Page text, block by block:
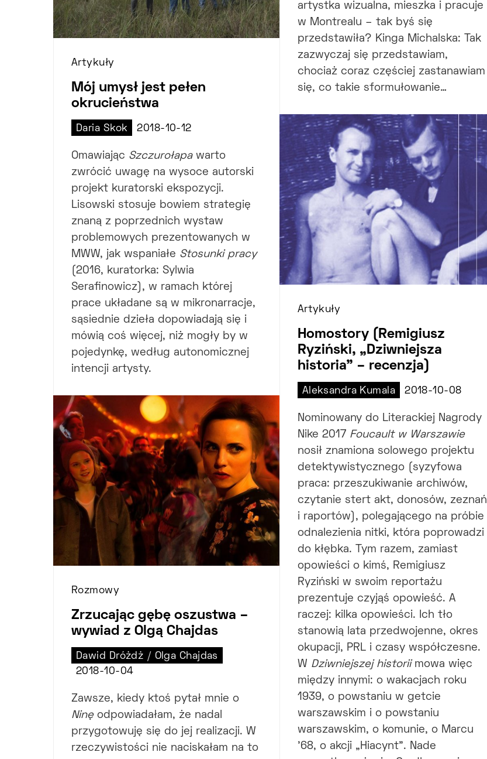
Artykuły
Mój umysł jest pełen
okrucieństwa
Daria Skok 2018-10-12
Omawiając Szczurołapawarto
zwrócić uwagę na wysoce autorski
projekt kuratorski ekspozycji.
Lisowski stosuje bowiem strategię
znaną z poprzednich wystaw
problemowych prezentowanych w
MWW, jak wspaniałe Stosunki pracy
(2016, kuratorka: Sylwia
Serafinowicz), w ramach której
prace układane są w mikronarracje,
sąsiednie dzieła dopowiadają się i
mówią coś więcej, niż mogły by w
pojedynkę, według autonomicznej
intencji artysty.
Rozmowy
Zrzucając gębę oszustwa –
wywiad z Olgą Chajdas
Dawid Dróżdż / Olga Chajdas
2018-10-04
Zawsze, kiedy ktoś pytał mnie o
Ninęodpowiadałam, że nadal
przygotowuję się do jej realizacji. W
rzeczywistości nie naciskałam na to
artystka wizualna, mieszka i pracuje
w Montrealu – tak byś się
przedstawiła? Kinga Michalska: Tak
zazwyczaj się przedstawiam,
chociaż coraz częściej zastanawiam
się, co takie sformułowanie…
Artykuły
Homostory (Remigiusz
Ryziński, „Dziwniejsza
historia” – recenzja)
Aleksandra Kumala 2018-10-08
Nominowany do Literackiej Nagrody
Nike 2017 Foucault w Warszawie
nosił znamiona solowego projektu
detektywistycznego (syzyfowa
praca: przeszukiwanie archiwów,
czytanie stert akt, donosów, zeznań
i raportów), polegającego na próbie
odnalezienia nitki, która poprowadzi
do kłębka. Tym razem, zamiast
opowieści o kimś, Remigiusz
Ryziński w swoim reportażu
prezentuje czyjąś opowieść. A
raczej: kilka opowieści. Ich tło
stanowią lata przedwojenne, okres
okupacji, PRL i czasy współczesne.
W Dziwniejszej historiimowa więc
między innymi: o wakacjach roku
1939, o powstaniu w getcie
warszawskim i o powstaniu
warszawskim, o komunie, o Marcu
’68, o akcji „Hiacynt”. Nade